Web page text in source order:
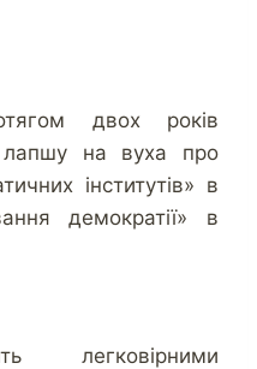
двох років
лапшу на вуха про
інститутів» в
демократії» в
легковірними